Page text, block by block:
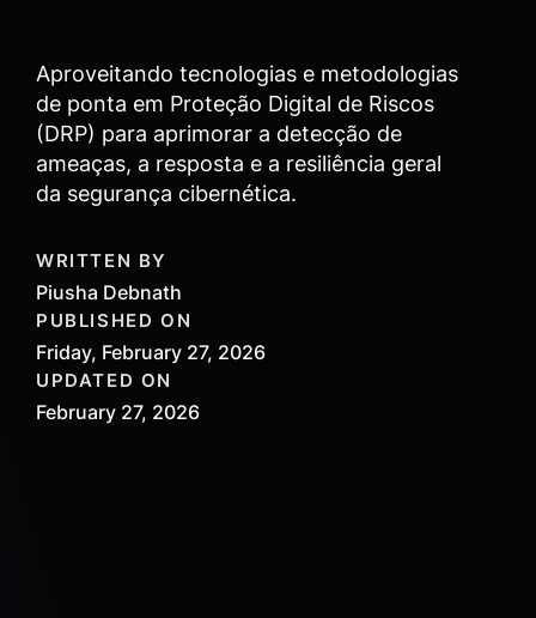
Aproveitando tecnologias e metodologias
de ponta em Proteção Digital de Riscos
(DRP) para aprimorar a detecção de
ameaças, a resposta e a resiliência geral
da segurança cibernética.
WRITTEN BY
Piusha Debnath
PUBLISHED ON
Friday, February 27, 2026
UPDATED ON
February 27, 2026